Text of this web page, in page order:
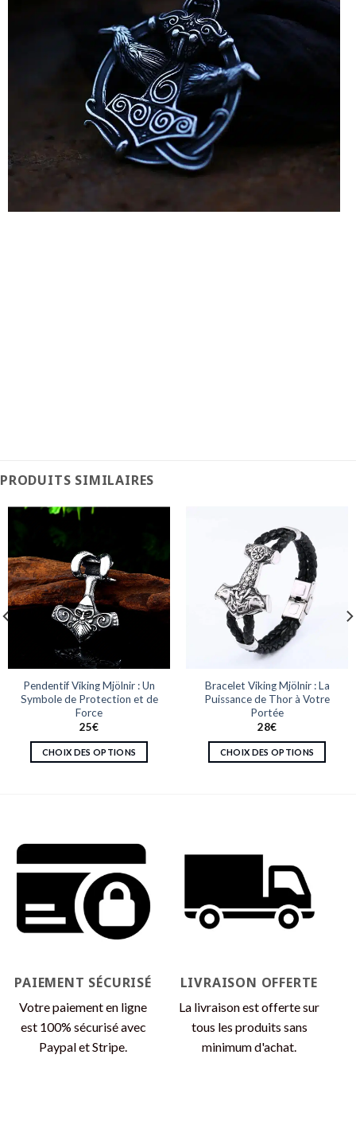
PRODUITS SIMILAIRES
Pendentif Viking Mjölnir : Un
Symbole de Protection et de
Force
25€
CHOIX DES OPTIONS
options
peuvent
être
choisies
sur
du
produit
Bracelet Viking Mjölnir : La
Puissance de Thor à Votre
Portée
28€
CHOIX DES OPTIONS
options
peuvent
être
choisies
du
produit
PAIEMENT SÉCURISÉ
Votre paiement en ligne
est 100% sécurisé avec
Paypal et Stripe.
LIVRAISON OFFERTE
La livraison est offerte sur
tous les produits sans
minimum d'achat.